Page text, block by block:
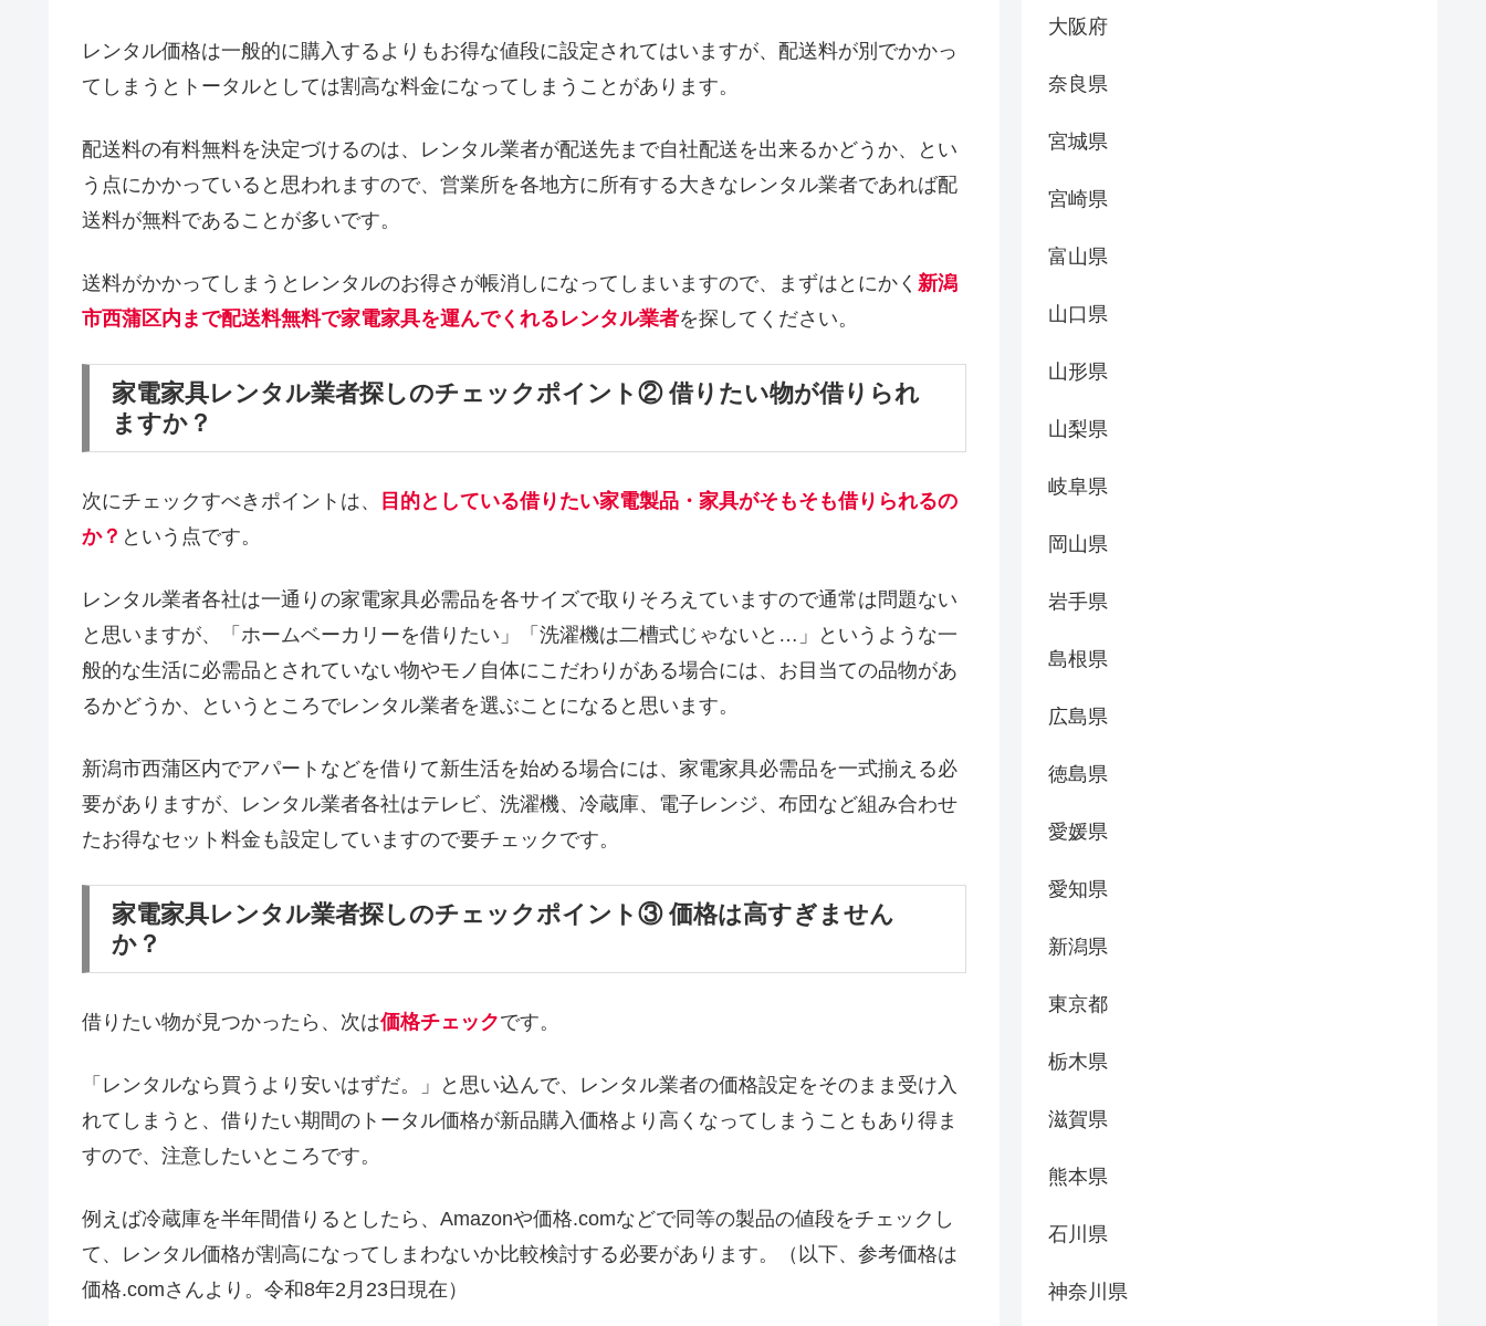
レンタル価格は一般的に購入するよりもお得な値段に設定されてはいますが、配送料が別でかかっ
てしまうとトータルとしては割高な料金になってしまうことがあります。
配送料の有料無料を決定づけるのは、レンタル業者が配送先まで自社配送を出来るかどうか、とい
う点にかかっていると思われますので、営業所を各地方に所有する大きなレンタル業者であれば配
送料が無料であることが多いです。
送料がかかってしまうとレンタルのお得さが帳消しになってしまいますので、まずはとにかく 新潟
市西蒲区内まで配送料無料で家電家具を運んでくれるレンタル業者を探してください。
家電家具レンタル業者探しのチェックポイント② 借りたい物が借りられ
ますか？
次にチェックすべきポイントは、
目的としている借りたい家電製品・家具がそもそも借りられるの
か？ という点です。
レンタル業者各社は一通りの家電家具必需品を各サイズで取りそろえていますので通常は問題ない
と思いますが、「ホームベーカリーを借りたい」「洗濯機は二槽式じゃないと…」というような一
般的な生活に必需品とされていない物やモノ自体にこだわりがある場合には、お目当ての品物があ
るかどうか、というところでレンタル業者を選ぶことになると思います。
新潟市西蒲区内でアパートなどを借りて新生活を始める場合には、家電家具必需品を一式揃える必
要がありますが、レンタル業者各社はテレビ、洗濯機、冷蔵庫、電子レンジ、布団など組み合わせ
たお得なセット料金も設定していますので要チェックです。
家電家具レンタル業者探しのチェックポイント③ 価格は高すぎません
か？
借りたい物が見つかったら、次は価格チェックです。
「レンタルなら買うより安いはずだ。」と思い込んで、レンタル業者の価格設定をそのまま受け入
れてしまうと、借りたい期間のトータル価格が新品購入価格より高くなってしまうこともあり得ま
すので、注意したいところです。
例えば冷蔵庫を半年間借りるとしたら、Amazonや価格.comなどで同等の製品の値段をチェックし
て、レンタル価格が割高になってしまわないか比較検討する必要があります。（以下、参考価格は
価格.comさんより。令和8年2月23日現在）
大阪府
奈良県
宮城県
宮崎県
富山県
山口県
山形県
山梨県
岐阜県
岡山県
岩手県
島根県
広島県
徳島県
愛媛県
愛知県
新潟県
東京都
栃木県
滋賀県
熊本県
石川県
神奈川県